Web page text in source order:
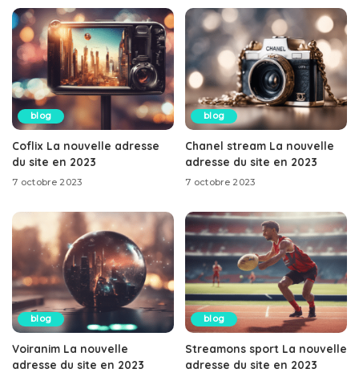
blog
Coflix La nouvelle adresse
du site en 2023
7 octobre 2023
blog
Chanel stream La nouvelle
adresse du site en 2023
7 octobre 2023
blog
Voiranim La nouvelle
adresse du site en 2023
blog
Streamons sport La nouvelle
adresse du site en 2023